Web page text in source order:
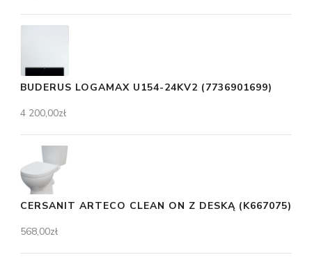
BUDERUS LOGAMAX U154-24KV2 (7736901699)
4 200,00zł
CERSANIT ARTECO CLEAN ON Z DESKĄ (K667075)
568,00zł